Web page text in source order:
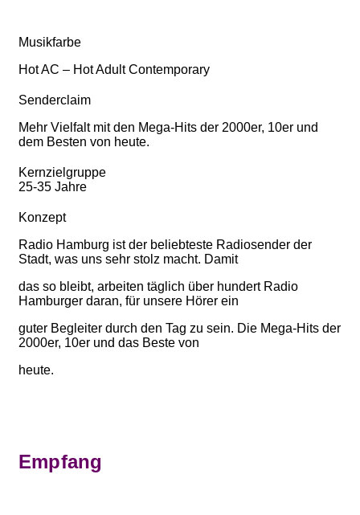
Musikfarbe
Hot AC – Hot Adult Contemporary
Senderclaim
Mehr Vielfalt mit den Mega-Hits der 2000er, 10er und
dem Besten von heute.
Kernzielgruppe
25-35 Jahre
Konzept
Radio Hamburg ist der beliebteste Radiosender der
Stadt, was uns sehr stolz macht. Damit
das so bleibt, arbeiten täglich über hundert Radio
Hamburger daran, für unsere Hörer ein
guter Begleiter durch den Tag zu sein. Die Mega-Hits der
2000er, 10er und das Beste von
heute.
Empfang